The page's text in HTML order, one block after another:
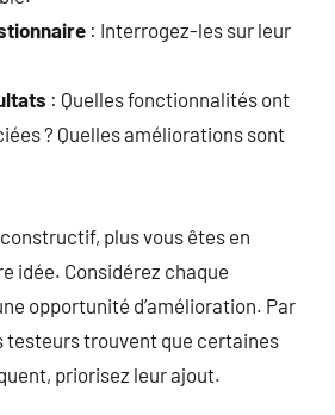
: Interrogez-les sur leur
: Quelles fonctionnalités ont
? Quelles améliorations sont
plus vous êtes en
idée. Considérez chaque
opportunité d’amélioration. Par
testeurs trouvent que certaines
priorisez leur ajout.